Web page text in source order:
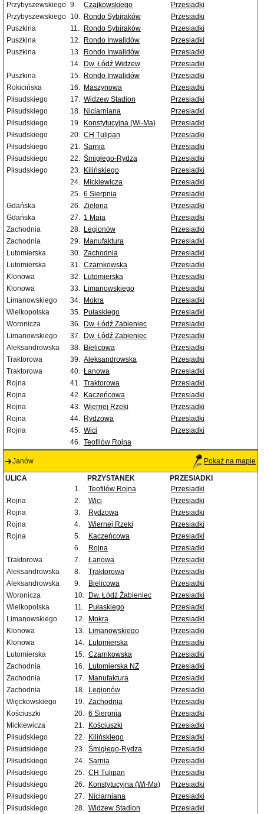
Przybyszewskiego 9. Czajkowskiego
Przesiadki
Przybyszewskiego 10. Rondo Sybiraków
Przesiadki
Puszkina
11. Rondo Sybiraków
Przesiadki
Puszkina
12. Rondo Inwalidów
Przesiadki
Puszkina
13. Rondo Inwalidów
Przesiadki
14. Dw. Łódź Widzew
Przesiadki
Puszkina
15. Rondo Inwalidów
Przesiadki
Rokicińska
16. Maszynowa
Przesiadki
Piłsudskiego
17. Widzew Stadion
Przesiadki
Piłsudskiego
18. Niciarniana
Przesiadki
Piłsudskiego
19. Konstytucyjna (Wi-Ma)
Przesiadki
Piłsudskiego
20. CH Tulipan
Przesiadki
Piłsudskiego
21. Sarnia
Przesiadki
Piłsudskiego
22. Śmigłego-Rydza
Przesiadki
Piłsudskiego
23. Kilińskiego
Przesiadki
24. Mickiewicza
Przesiadki
25. 6 Sierpnia
Przesiadki
Gdańska
26. Zielona
Przesiadki
Gdańska
27. 1 Maja
Przesiadki
Zachodnia
28. Legionów
Przesiadki
Zachodnia
29. Manufaktura
Przesiadki
Lutomierska
30. Zachodnia
Przesiadki
Lutomierska
31. Czarnkowska
Przesiadki
Klonowa
32. Lutomierska
Przesiadki
Klonowa
33. Limanowskiego
Przesiadki
Limanowskiego
34. Mokra
Przesiadki
Wielkopolska
35. Pułaskiego
Przesiadki
Woronicza
36. Dw. Łódź Żabieniec
Przesiadki
Limanowskiego
37. Dw. Łódź Żabieniec
Przesiadki
Aleksandrowska
38. Bielicowa
Przesiadki
Traktorowa
39. Aleksandrowska
Przesiadki
Traktorowa
40. Łanowa
Przesiadki
Rojna
41. Traktorowa
Przesiadki
Rojna
42. Kaczeńcowa
Przesiadki
Rojna
43. Wiernej Rzeki
Przesiadki
Rojna
44. Rydzowa
Przesiadki
Rojna
45. Wici
Przesiadki
46. Teofilów Rojna
Janów Pokaż na mapie
ULICA PRZYSTANEK
PRZESIADKI
1.
Teofilów Rojna
Przesiadki
Rojna
2. Wici
Przesiadki
Rojna
3. Rydzowa
Przesiadki
Rojna
4. Wiernej Rzeki
Przesiadki
Rojna
5. Kaczeńcowa
Przesiadki
6.
Rojna
Przesiadki
Traktorowa
7. Łanowa
Przesiadki
Aleksandrowska
8. Traktorowa
Przesiadki
Aleksandrowska
9. Bielicowa
Przesiadki
Woronicza
10. Dw. Łódź Żabieniec
Przesiadki
Wielkopolska
11. Pułaskiego
Przesiadki
Limanowskiego
12. Mokra
Przesiadki
Klonowa
13. Limanowskiego
Przesiadki
Klonowa
14. Lutomierska
Przesiadki
Lutomierska
15. Czarnkowska
Przesiadki
Zachodnia
16. Lutomierska NŻ
Przesiadki
Zachodnia
17. Manufaktura
Przesiadki
Zachodnia
18. Legionów
Przesiadki
Więckowskiego
19. Zachodnia
Przesiadki
Kościuszki
20. 6 Sierpnia
Przesiadki
Mickiewicza
21. Kościuszki
Przesiadki
Piłsudskiego
22. Kilińskiego
Przesiadki
Piłsudskiego
23. Śmigłego-Rydza
Przesiadki
Piłsudskiego
24. Sarnia
Przesiadki
Piłsudskiego
25. CH Tulipan
Przesiadki
Piłsudskiego
26. Konstytucyjna (Wi-Ma)
Przesiadki
Piłsudskiego
27. Niciarniana
Przesiadki
Piłsudskiego
28. Widzew Stadion Przesiadki